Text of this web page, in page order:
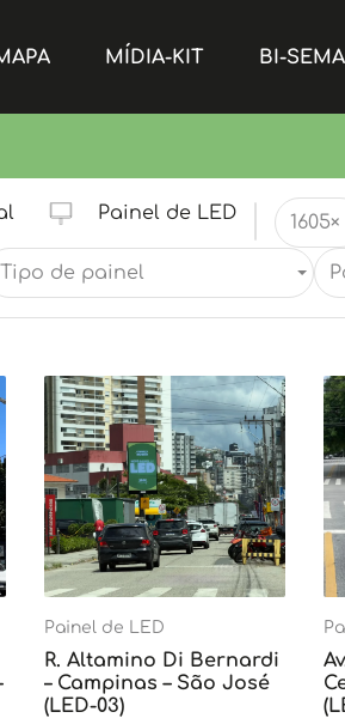
MÍDIA-KIT BI-
Painel de LED 1605×
Tipo de painel
Painel de LED
R. Altamino Di Bernardi
– Campinas – São José
(LED-03)